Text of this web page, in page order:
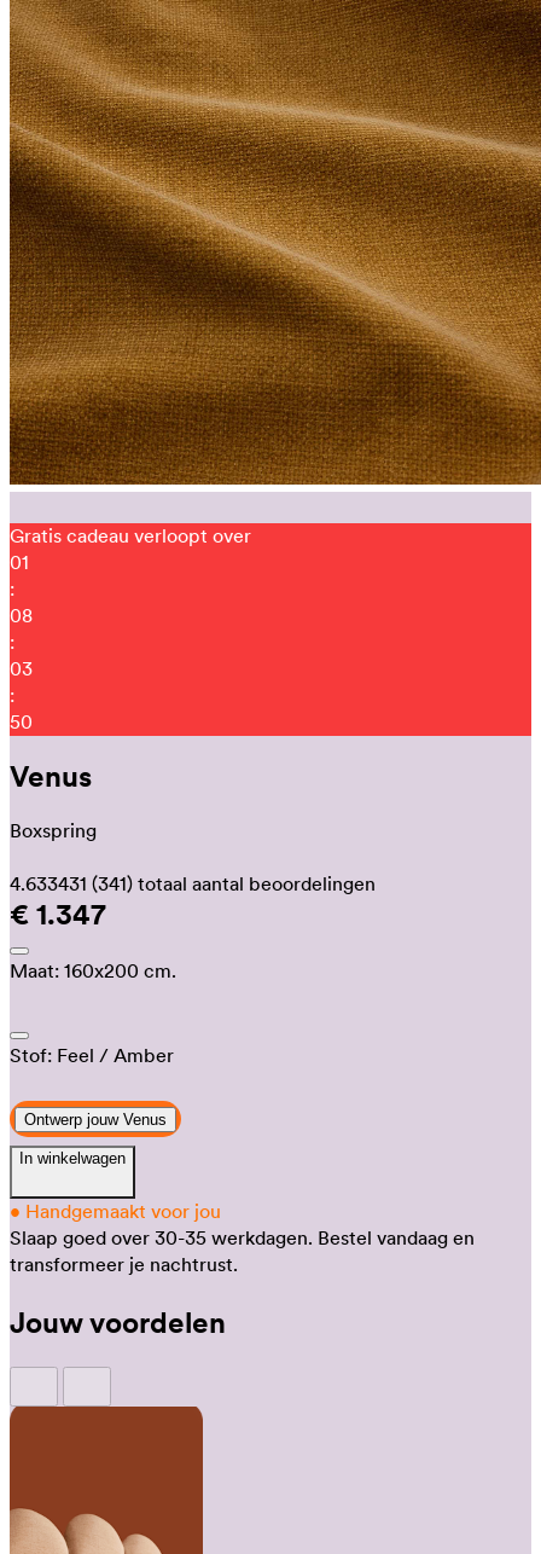
Gratis cadeau verloopt over
01
:
08
:
03
:
46
Venus
Boxspring
4.633431 (341) totaal aantal beoordelingen
€ 1.347
Maat: 160x200 cm.
Stof: Feel / Amber
Ontwerp jouw Venus
In winkelwagen
• Handgemaakt voor jou
Slaap goed over 30-35 werkdagen. Bestel vandaag en
transformeer je nachtrust.
Jouw voordelen